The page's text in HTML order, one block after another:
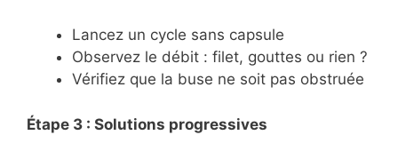
Lancez un cycle sans capsule
Observez le débit : filet, gouttes ou rien ?
Vérifiez que la buse ne soit pas obstruée
Étape 3 : Solutions progressives